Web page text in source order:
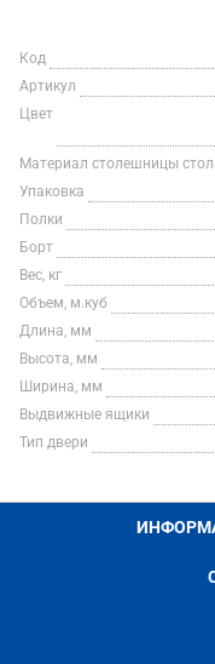
Код
Артикул
Цвет
Материал столешницы
Упаковка
Полки
Борт
Вес, кг
Объем, м.куб
Длина, мм
Высота, мм
Ширина, мм
Выдвижные ящики
Тип двери